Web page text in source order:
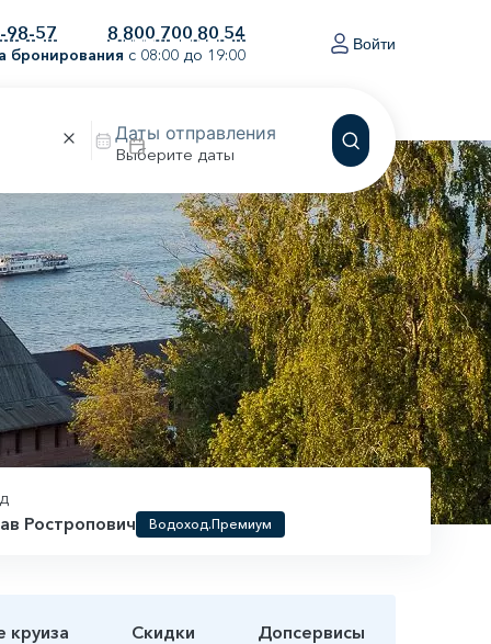
98-57 8 800 700 80 54
бронирования с 08:00 до 19:00
Войти
Выберите даты
Ростропович Водоход.Премиум
круиза Скидки Допсервисы